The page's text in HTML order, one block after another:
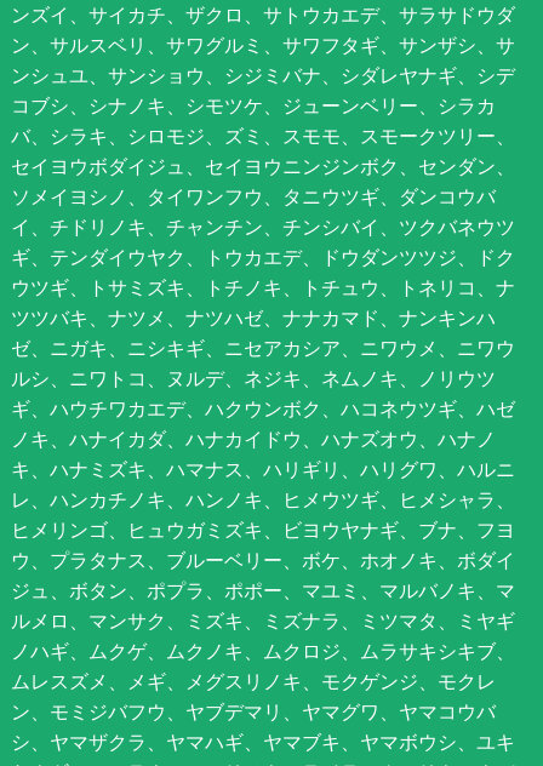
ンズイ、サイカチ、ザクロ、サトウカエデ、サラサドウダ
ン、サルスベリ、サワグルミ、サワフタギ、サンザシ、サ
ンシュユ、サンショウ、シジミバナ、シダレヤナギ、シデ
コブシ、シナノキ、シモツケ、ジューンベリー、シラカ
バ、シラキ、シロモジ、ズミ、スモモ、スモークツリー、
セイヨウボダイジュ、セイヨウニンジンボク、センダン、
ソメイヨシノ、タイワンフウ、タニウツギ、ダンコウバ
イ、チドリノキ、チャンチン、チンシバイ、ツクバネウツ
ギ、テンダイウヤク、トウカエデ、ドウダンツツジ、ドク
ウツギ、トサミズキ、トチノキ、トチュウ、トネリコ、ナ
ツツバキ、ナツメ、ナツハゼ、ナナカマド、ナンキンハ
ゼ、ニガキ、ニシキギ、ニセアカシア、ニワウメ、ニワウ
ルシ、ニワトコ、ヌルデ、ネジキ、ネムノキ、ノリウツ
ギ、ハウチワカエデ、ハクウンボク、ハコネウツギ、ハゼ
ノキ、ハナイカダ、ハナカイドウ、ハナズオウ、ハナノ
キ、ハナミズキ、ハマナス、ハリギリ、ハリグワ、ハルニ
レ、ハンカチノキ、ハンノキ、ヒメウツギ、ヒメシャラ、
ヒメリンゴ、ヒュウガミズキ、ビヨウヤナギ、ブナ、フヨ
ウ、プラタナス、ブルーベリー、ボケ、ホオノキ、ボダイ
ジュ、ボタン、ポプラ、ポポー、マユミ、マルバノキ、マ
ルメロ、マンサク、ミズキ、ミズナラ、ミツマタ、ミヤギ
ノハギ、ムクゲ、ムクノキ、ムクロジ、ムラサキシキブ、
ムレスズメ、メギ、メグスリノキ、モクゲンジ、モクレ
ン、モミジバフウ、ヤブデマリ、ヤマグワ、ヤマコウバ
シ、ヤマザクラ、ヤマハギ、ヤマブキ、ヤマボウシ、ユキ